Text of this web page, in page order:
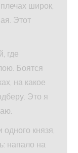
широк,
Этот
где
Боятся
на какое
Это я
одного князя,
напало на